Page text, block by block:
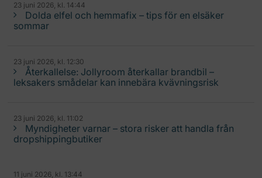
23 juni 2026, kl. 14:44
Dolda elfel och hemmafix – tips för en elsäker
sommar
23 juni 2026, kl. 12:30
Återkallelse: Jollyroom återkallar brandbil –
leksakers smådelar kan innebära kvävningsrisk
23 juni 2026, kl. 11:02
Myndigheter varnar – stora risker att handla från
dropshippingbutiker
11 juni 2026, kl. 13:44